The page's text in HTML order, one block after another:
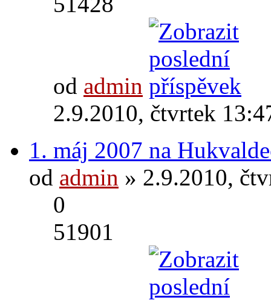
od admin
2.9.2010, čtvrtek
1. máj 2007 na
od admin » 2.9.2010,
0
51901